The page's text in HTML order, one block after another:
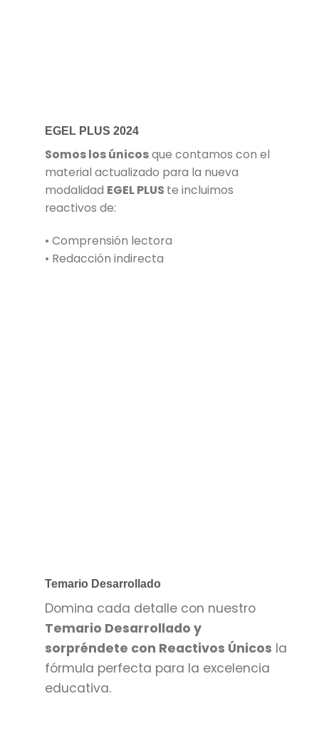
EGEL PLUS 2024
Somos los únicosque contamos con el
material actualizado para la nueva
modalidad EGEL PLUS te incluimos
reactivos de:
• Comprensión lectora
• Redacción indirecta
Temario Desarrollado
Domina cada detalle con nuestro
Temario Desarrollado y
sorpréndete con Reactivos Únicos la
fórmula perfecta para la excelencia
educativa.